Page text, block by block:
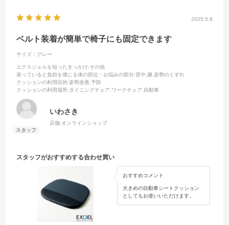
2025.5.8
ベルト装着が簡単で椅子にも固定できます
サイズ：グレー
エクスジェルを知ったきっかけ:その他
座っていると負担を感じる体の部位・お悩みの部分:背中,腰,姿勢のくずれ
クッションの利用目的:姿勢改善,予防
クッションの利用場所:ダイニングチェア,ワークチェア,自動車
いわさき
店舗:オンラインショップ
スタッフがおすすめする合わせ買い
おすすめコメント
大きめの自動車シートクッション
としてもお使いいただけます。